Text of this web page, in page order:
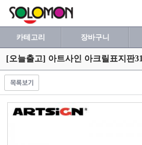
카테고리 장바구니
[오늘출고] 아트사인 아크릴표지판